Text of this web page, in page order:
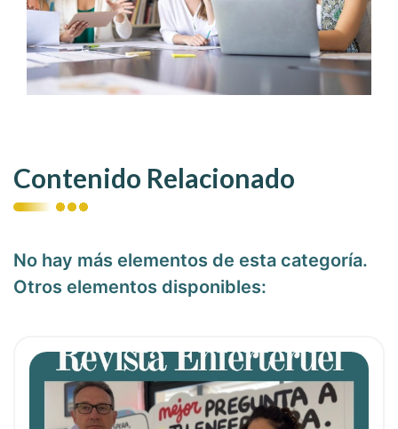
Contenido Relacionado
No hay más elementos de esta categoría.
Otros elementos disponibles:
Ver noticia